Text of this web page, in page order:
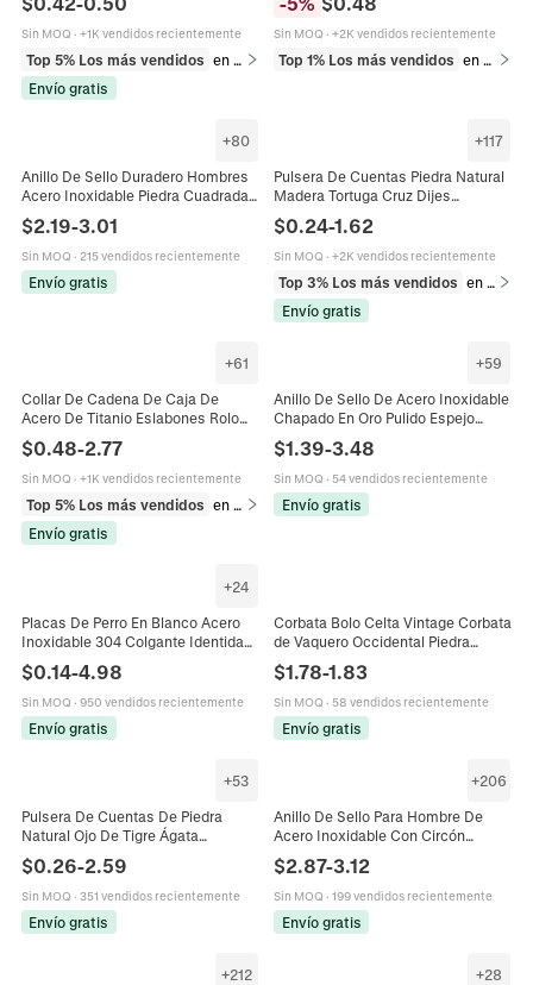
Unisex Joyería de Moda Regalo
Sin MOQ · +1K vendidos recientemente
Top 5% Los más vendidos
Envío gratis
Accesorio
Sin MOQ · +2K vendidos recientemente
Top 1% Los más vendidos
+80
Anillo De Sello Duradero Hombres
Acero Inoxidable Piedra Cuadrada
Lapislázuli Ojo De Tigre Ágata Retro
Punk Joyería
$2.19-3.01
Sin MOQ · 215 vendidos recientemente
Envío gratis
+117
Pulsera De Cuentas Piedra Natural
Madera Tortuga Cruz Dijes
Artesanal Religioso Deportes
Vacaciones Joyería Universal
$0.24-1.62
Sin MOQ · +2K vendidos recientemente
Top 3% Los más vendidos
en Pulseras
Envío gratis
+61
Collar De Cadena De Caja De
Acero De Titanio Eslabones Rolo
De Acero Inoxidable Joyería
Hipoalergénica
$0.48-2.77
Sin MOQ · +1K vendidos recientemente
Top 5% Los más vendidos
en Collares
Envío gratis
+59
Anillo De Sello De Acero Inoxidable
Chapado En Oro Pulido Espejo
Geométrico Redondo Oval Corazón
Joyería Para Mujer Hombre
$1.39-3.48
Sin MOQ · 54 vendidos recientemente
Envío gratis
+24
Placas De Perro En Blanco Acero
Inoxidable 304 Colgante Identidad
Mascota ID Tag
$0.14-4.98
Sin MOQ · 950 vendidos recientemente
Envío gratis
Corbata Bolo Celta Vintage Corbata
de Vaquero Occidental Piedra
Cuero Artificial Trenzado Collar
Colgante Hombre
$1.78-1.83
Sin MOQ · 58 vendidos recientemente
Envío gratis
+53
Pulsera De Cuentas De Piedra
Natural Ojo De Tigre Ágata
Turquesa Piedra De Lava Elástica
Hecha A Mano Para Hombres
Mujeres
$0.26-2.59
Sin MOQ · 351 vendidos recientemente
Envío gratis
+206
Anillo De Sello Para Hombre De
Acero Inoxidable Con Circón
Cúbico Cuadrado Grande De
Colores Joyería Estilo Punk
$2.87-3.12
Sin MOQ · 199 vendidos recientemente
Envío gratis
+212 +28